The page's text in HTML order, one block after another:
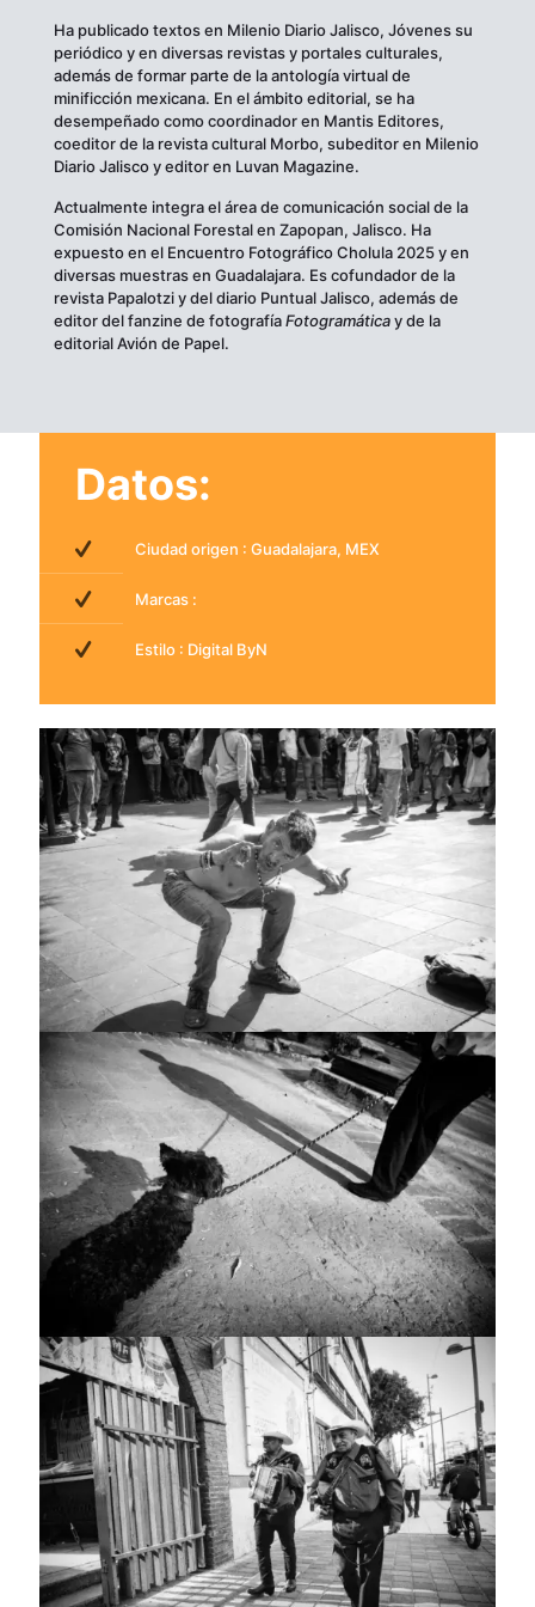
Ha publicado textos en Milenio Diario Jalisco, Jóvenes su
periódico y en diversas revistas y portales culturales,
además de formar parte de la antología virtual de
minificción mexicana. En el ámbito editorial, se ha
desempeñado como coordinador en Mantis Editores,
coeditor de la revista cultural Morbo, subeditor en Milenio
Diario Jalisco y editor en Luvan Magazine.
Actualmente integra el área de comunicación social de la
Comisión Nacional Forestal en Zapopan, Jalisco. Ha
expuesto en el Encuentro Fotográfico Cholula 2025 y en
diversas muestras en Guadalajara. Es cofundador de la
revista Papalotzi y del diario Puntual Jalisco, además de
editor del fanzine de fotografíaFotogramáticay de la
editorial Avión de Papel.
Datos:
Ciudad origen : Guadalajara, MEX
Marcas :
Estilo : Digital ByN